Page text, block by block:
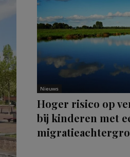
Nieuws
Hoger risico op
bij kinderen met